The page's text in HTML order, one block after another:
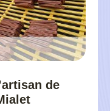
de